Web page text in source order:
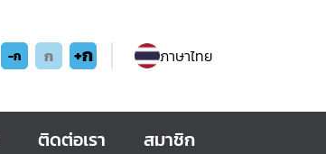
-ก ก +ก ภาษาไทย
ติดต่อเรา สมาชิก